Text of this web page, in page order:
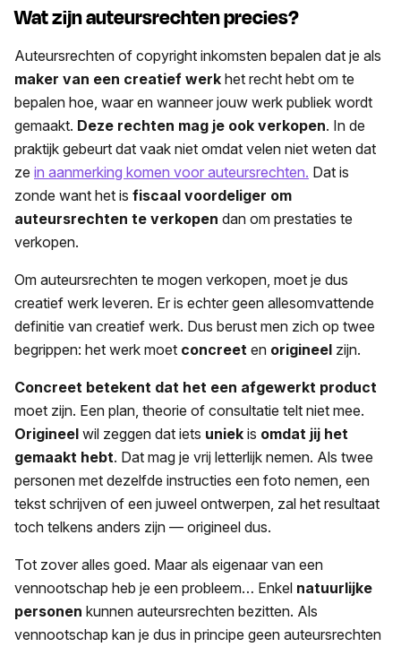
Wat zijn auteursrechten precies?
Auteursrechten of copyright inkomsten bepalen dat je als
maker van een creatief werk het recht hebt om te
bepalen hoe, waar en wanneer jouw werk publiek wordt
gemaakt. Deze rechten mag je ook verkopen. In de
praktijk gebeurt dat vaak niet omdat velen niet weten dat
ze in aanmerking komen voor auteursrechten. Dat is
zonde want het is fiscaal voordeliger om
auteursrechten te verkopen dan om prestaties te
verkopen.
Om auteursrechten te mogen verkopen, moet je dus
creatief werk leveren. Er is echter geen allesomvattende
definitie van creatief werk. Dus berust men zich op twee
begrippen: het werk moet concreet en origineel zijn.
Concreet betekent dat het een afgewerkt product
moet zijn. Een plan, theorie of consultatie telt niet mee.
Origineel wil zeggen dat iets uniek is omdat jij het
gemaakt hebt. Dat mag je vrij letterlijk nemen. Als twee
personen met dezelfde instructies een foto nemen, een
tekst schrijven of een juweel ontwerpen, zal het resultaat
toch telkens anders zijn — origineel dus.
Tot zover alles goed. Maar als eigenaar van een
vennootschap heb je een probleem… Enkel natuurlijke
personen kunnen auteursrechten bezitten. Als
vennootschap kan je dus in principe geen auteursrechten